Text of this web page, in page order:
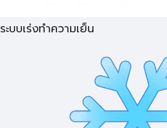
ระบบเร่งทำความเย็น